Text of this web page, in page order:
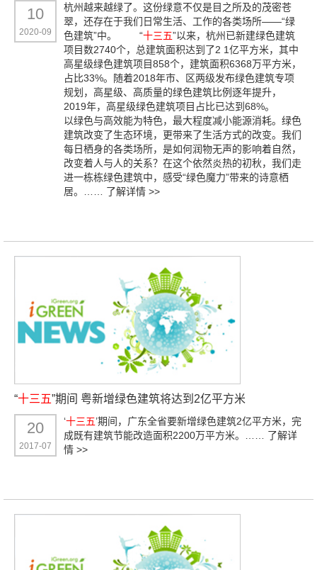
10
2020-09
杭州越来越绿了。这份绿意不仅是目之所及的茂密苍
翠，还存在于我们日常生活、工作的各类场所——“绿
色建筑”中。 “十三五”以来，杭州已新建绿色建筑
项目数2740个，总建筑面积达到了2 1亿平方米，其中
高星级绿色建筑项目858个，建筑面积6368万平方米，
占比33%。随着2018年市、区两级发布绿色建筑专项
规划，高星级、高质量的绿色建筑比例逐年提升，
2019年，高星级绿色建筑项目占比已达到68%。
以绿色与高效能为特色，最大程度减小能源消耗。绿色
建筑改变了生态环境，更带来了生活方式的改变。我们
每日栖身的各类场所，是如何润物无声的影响着自然，
改变着人与人的关系？在这个依然炎热的初秋，我们走
进一栋栋绿色建筑中，感受“绿色魔力”带来的诗意栖
居。…… 了解详情 >>
“十三五”期间 粤新增绿色建筑将达到2亿平方米
20
2017-07
‘十三五’期间，广东全省要新增绿色建筑2亿平方米，完
成既有建筑节能改造面积2200万平方米。…… 了解详
情 >>